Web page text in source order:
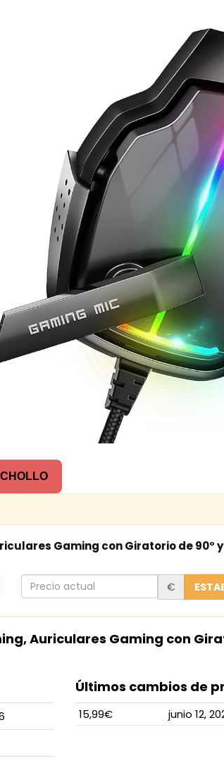
Gaming con Giratorio de 90°
Precio
actual
€
Auriculares Gaming con
Últimos cambios de
15,99€ junio 12,